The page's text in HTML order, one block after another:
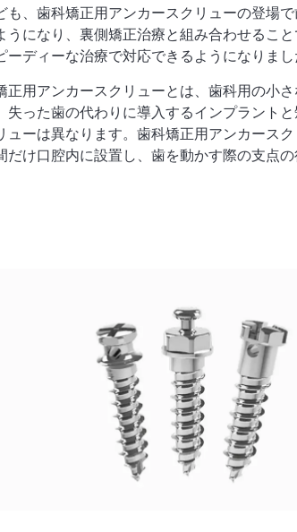
も、歯科矯正用アンカースクリューの登場
うになり、裏側矯正治療と組み合わせるこ
ーディーな治療で対応できるようになりまし
正用アンカースクリューとは、歯科用の小
失った歯の代わりに導入するインプラント
ューは異なります。歯科矯正用アンカース
だけ口腔内に設置し、歯を動かす際の支点の